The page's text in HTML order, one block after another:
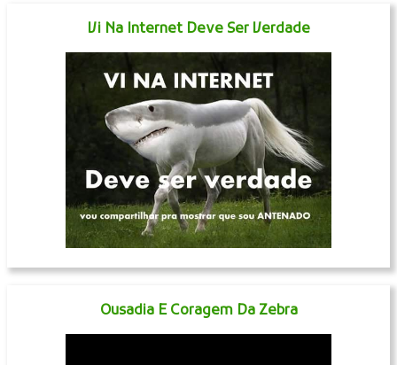
Vi Na Internet Deve Ser Verdade
Ousadia E Coragem Da Zebra